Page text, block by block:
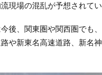
現場の混乱が予想されて
後、関東圏や関西圏でも
や新東名高速道路、新名